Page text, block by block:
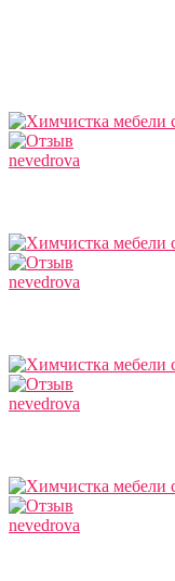
nevedrova
nevedrova
nevedrova
nevedrova